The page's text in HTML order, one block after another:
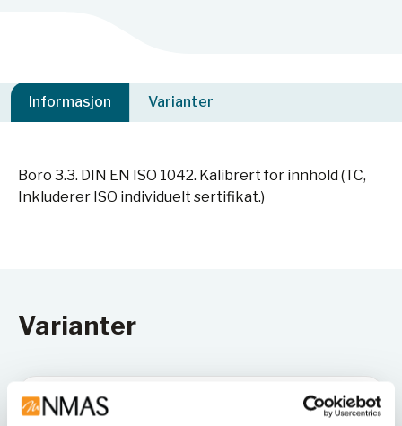
Informasjon Varianter
Boro 3.3. DIN EN ISO 1042. Kalibrert for innhold (TC,
Inkluderer ISO individuelt sertifikat.)
Varianter